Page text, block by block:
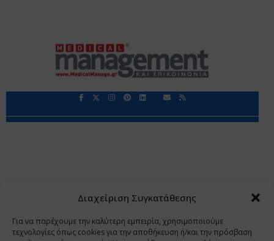
Διαχείριση Συγκατάθεσης
Για να παρέχουμε την καλύτερη εμπειρία, χρησιμοποιούμε
τεχνολογίες όπως cookies για την αποθήκευση ή/και την πρόσβαση
Copyright 2009 - 2026 © Χαραμή Α.Ε.